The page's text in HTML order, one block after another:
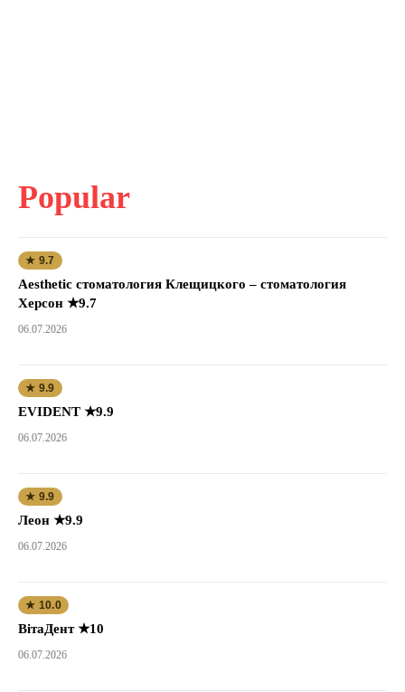
Popular
★ 9.7
Aesthetic стоматология Клещицкого – стоматология
Херсон ★9.7
06.07.2026
★ 9.9
EVIDENT ★9.9
06.07.2026
★ 9.9
Леон ★9.9
06.07.2026
★ 10.0
ВітаДент ★10
06.07.2026